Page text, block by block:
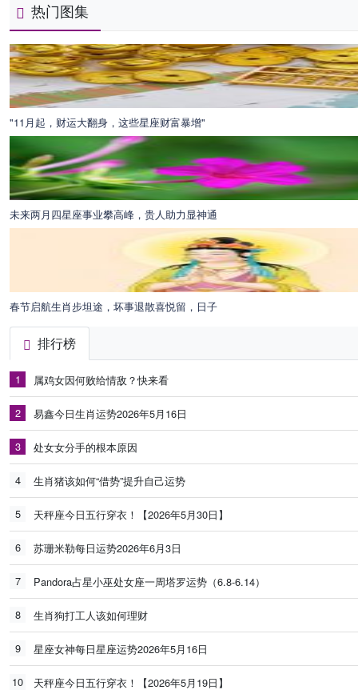
热门图集
"11月起，财运大翻身，这些星座财富暴增"
未来两月四星座事业攀高峰，贵人助力显神通
春节启航生肖步坦途，坏事退散喜悦留，日子
排行榜
1 属鸡女因何败给情敌？快来看
2 易鑫今日生肖运势2026年5月16日
3 处女女分手的根本原因
4 生肖猪该如何“借势”提升自己运势
5 天秤座今日五行穿衣！【2026年5月30日】
6 苏珊米勒每日运势2026年6月3日
7 Pandora占星小巫处女座一周塔罗运势（6.8-6.14）
8 生肖狗打工人该如何理财
9 星座女神每日星座运势2026年5月16日
10 天秤座今日五行穿衣！【2026年5月19日】